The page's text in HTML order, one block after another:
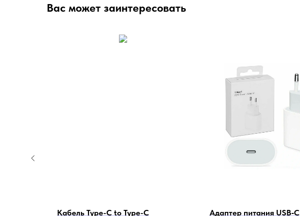
Вас может заинтересовать
Кабель Type-C to Type-C
Адаптер питания USB‑C